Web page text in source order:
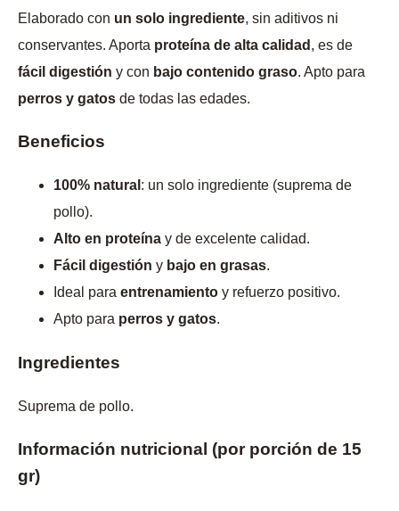
Elaborado con un solo ingrediente, sin aditivos ni
conservantes. Aporta proteína de alta calidad , es de
fácil digestión y con bajo contenido graso. Apto para
perros y gatos de todas las edades.
Beneficios
100% natural : un solo ingrediente (suprema de
pollo).
Alto en proteína y de excelente calidad.
Fácil digestión y bajo en grasas.
Ideal para entrenamiento y refuerzo positivo.
Apto para perros y gatos.
Ingredientes
Suprema de pollo.
Información nutricional (por porción de 15
gr)